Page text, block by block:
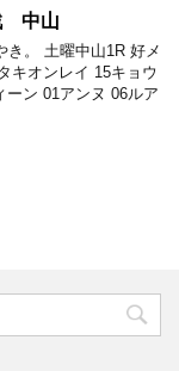
中山
き。 土曜中山1R 好メ
キオンレイ 15キョウ
ーン 01アンヌ 06ルア